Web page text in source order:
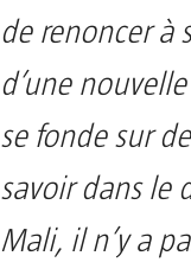
de renoncer à
d’une
se fonde sur
savoir dans le
Mali, il n’y a